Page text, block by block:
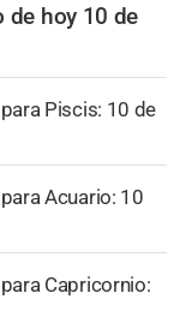
de hoy 10 de
Piscis: 10 de
Acuario: 10
Capricornio: